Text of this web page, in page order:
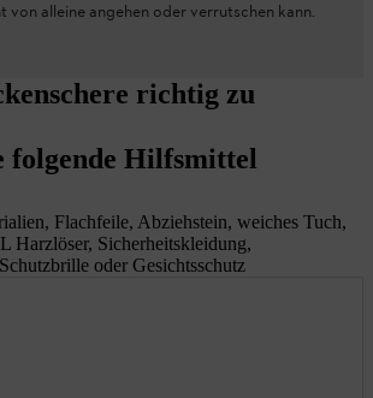
von alleine angehen oder verrutschen kann.
richtig zu
folgende Hilfsmittel
Flachfeile, Abziehstein, weiches Tuch,
Harzlöser, Sicherheitskleidung,
oder Gesichtsschutz